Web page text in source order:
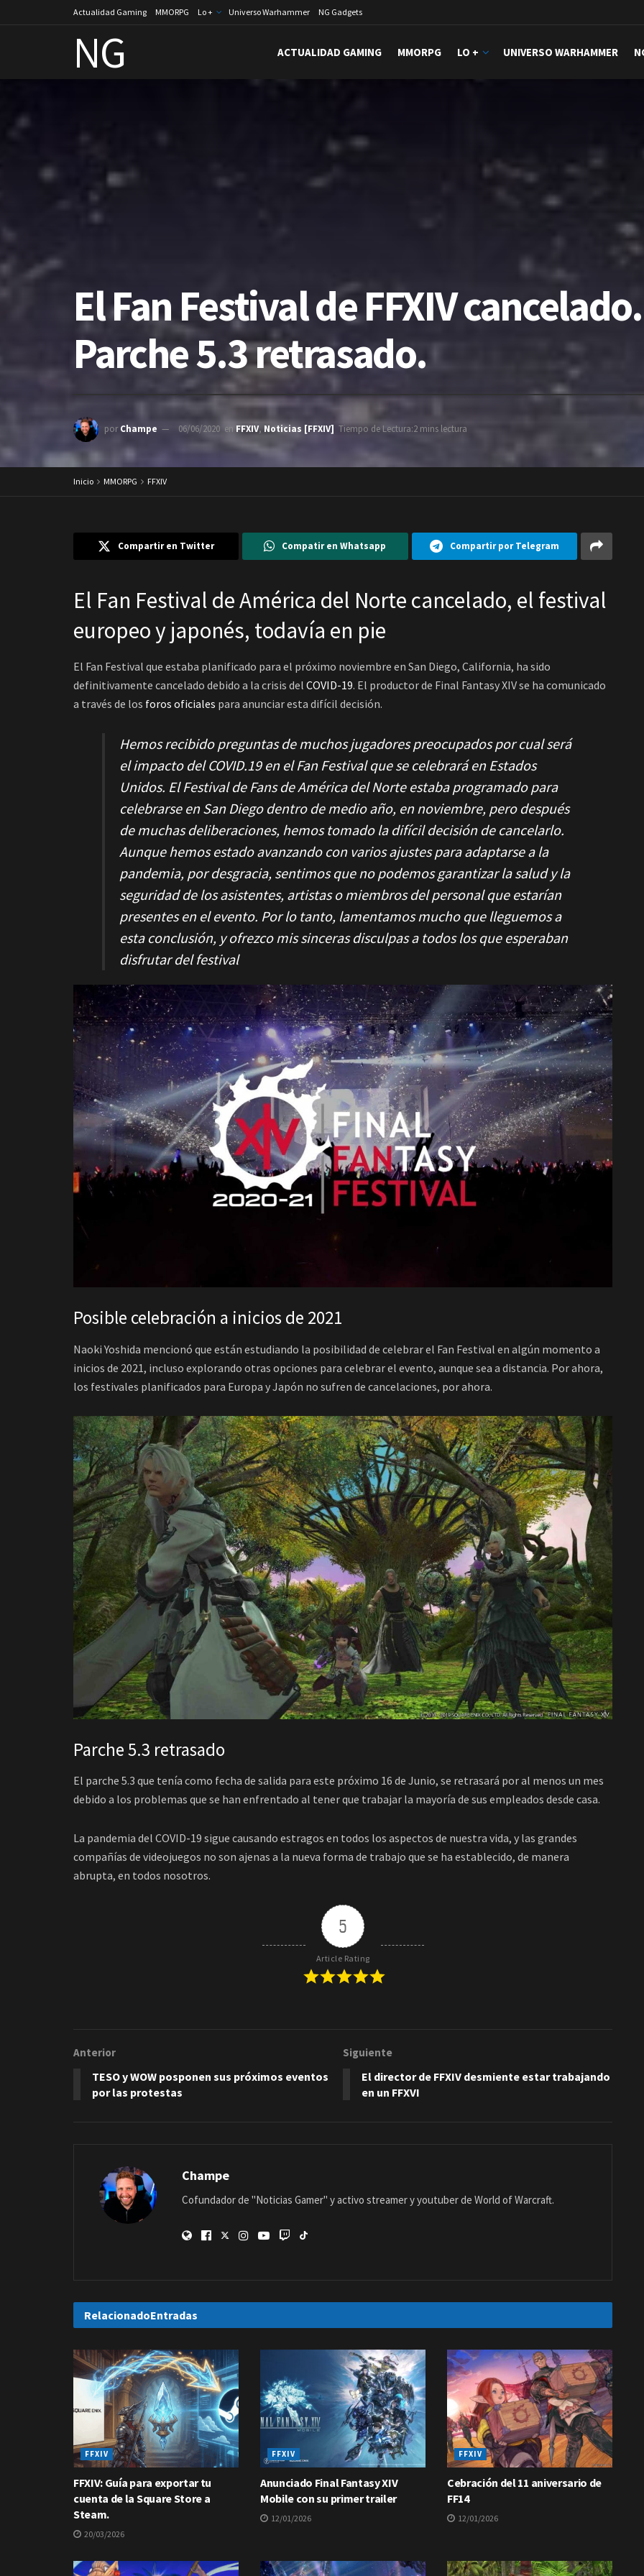
Actualidad Gaming MMORPG Lo + Universo Warhammer NG Gadgets
NG ACTUALIDAD GAMING MMORPG LO + UNIVERSO WARHAMMER
El Fan Festival de FFXIV cancelado.
Parche 5.3 retrasado.
por Champe 06/06/2020 en FFXIV, Noticias [FFXIV] Tiempo de Lectura:2 mins lectura
Inicio MMORPG FFXIV
Compartir en Twitter Compatir en Whatsapp Compartir por Telegram
El Fan Festival de América del Norte cancelado, el festival
europeo y japonés, todavía en pie
El Fan Festival que estaba planificado para el próximo noviembre en San Diego, California, ha sido
definitivamente cancelado debido a la crisis del COVID-19. El productor de Final Fantasy XIV se ha comunicado
a través de los foros oficiales para anunciar esta difícil decisión.
Hemos recibido preguntas de muchos jugadores preocupados por cual será
el impacto del COVID.19 en el Fan Festival que se celebrará en Estados
Unidos. El Festival de Fans de América del Norte estaba programado para
celebrarse en San Diego dentro de medio año, en noviembre, pero después
de muchas deliberaciones, hemos tomado la difícil decisión de cancelarlo.
Aunque hemos estado avanzando con varios ajustes para adaptarse a la
pandemia, por desgracia, sentimos que no podemos garantizar la salud y la
seguridad de los asistentes, artistas o miembros del personal que estarían
presentes en el evento. Por lo tanto, lamentamos mucho que lleguemos a
esta conclusión, y ofrezco mis sinceras disculpas a todos los que esperaban
disfrutar del festival
Posible celebración a inicios de 2021
Naoki Yoshida mencionó que están estudiando la posibilidad de celebrar el Fan Festival en algún momento a
inicios de 2021, incluso explorando otras opciones para celebrar el evento, aunque sea a distancia. Por ahora,
los festivales planificados para Europa y Japón no sufren de cancelaciones, por ahora.
Parche 5.3 retrasado
El parche 5.3 que tenía como fecha de salida para este próximo 16 de Junio, se retrasará por al menos un mes
debido a los problemas que se han enfrentado al tener que trabajar la mayoría de sus empleados desde casa.
La pandemia del COVID-19 sigue causando estragos en todos los aspectos de nuestra vida, y las grandes
compañías de videojuegos no son ajenas a la nueva forma de trabajo que se ha establecido, de manera
abrupta, en todos nosotros.
5
Article Rating
Anterior
TESO y WOW posponen sus próximos eventos
por las protestas
Siguiente
El director de FFXIV desmiente estar trabajando
en un FFXVI
Champe
Cofundador de "Noticias Gamer" y activo streamer y youtuber de World of Warcraft.
RelacionadoEntradas
FFXIV
FFXIV: Guía para exportar tu
cuenta de la Square Store a
Steam.
20/03/2026
FFXIV
Anunciado Final Fantasy XIV
Mobile con su primer trailer
12/01/2026
FFXIV
Cebración del 11 aniversario de
FF14
12/01/2026